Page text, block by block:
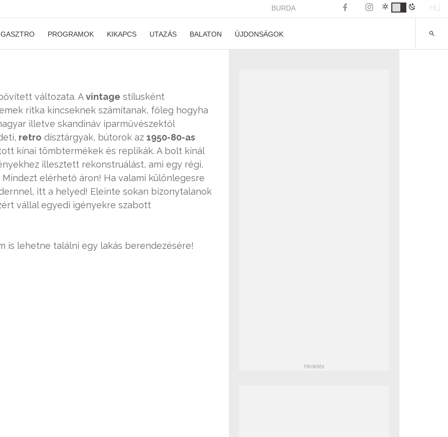
BURDA HU
GASZTRO PROGRAMOK KIKAPCS UTAZÁS BALATON ÚJDONSÁGOK
változata. Avintage stílusként
ritka kincseknek számítanak, főleg hogyha
illetve skandináv iparművészektől
retro dísztárgyak, bútorok az 1950-80-as
kínai tömbtermékek és replikák. A bolt kínál
illesztett rekonstruálást, ami egy régi,
elérhető áron! Ha valami különlegesre
itt a helyed! Eleinte sokan bizonytalanok
vállal egyedi igényekre szabott
is lehetne találni egy lakás berendezésére!